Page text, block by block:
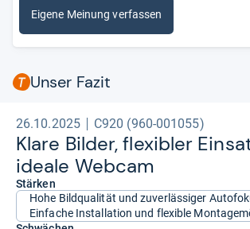
Eigene Meinung verfassen
Unser Fazit
26.10.2025 C920 (960-001055)
Klare Bil­der, fle­xibler
ideale Web­cam
Stärken
Hohe Bildqualität und zuverlässiger
Einfache Installation und flexible